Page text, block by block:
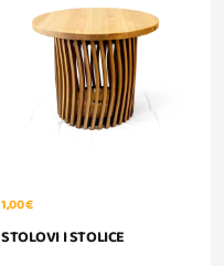
1,00 €
STOLOVI I STOLICE